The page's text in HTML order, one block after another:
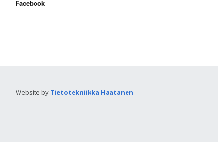
Facebook
Website by Tietotekniikka Haatanen